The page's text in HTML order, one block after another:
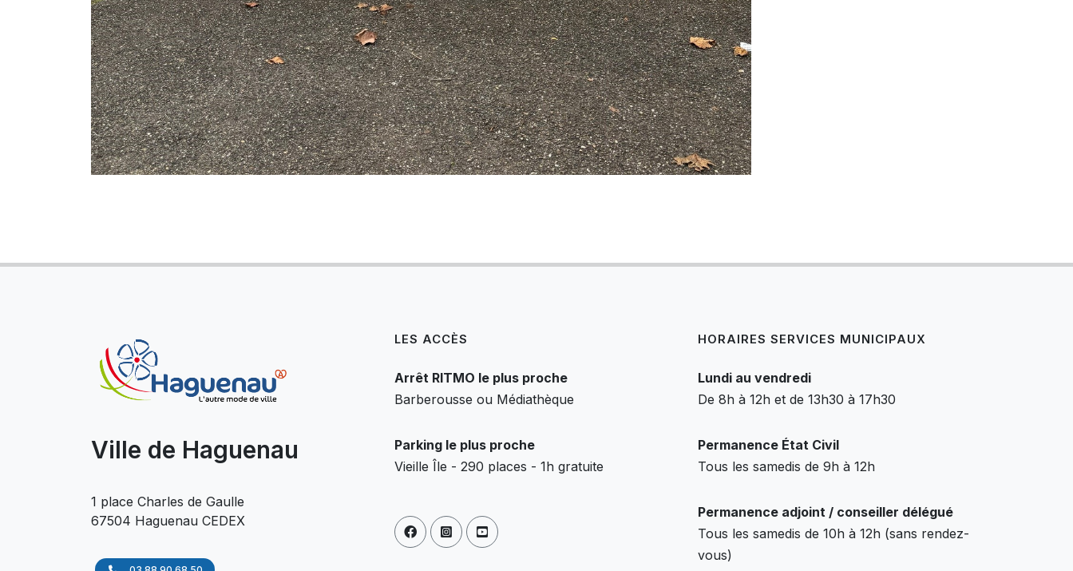
Ville de Haguenau
1 place Charles de Gaulle
67504 Haguenau CEDEX
LES ACCÈS
Arrêt RITMO le plus proche
Barberousse ou Médiathèque
Parking le plus proche
Vieille Île - 290 places - 1h gratuite
HORAIRES SERVICES MUNICIPAUX
Lundi au vendredi
De 8h à 12h et de 13h30 à 17h30
Permanence État Civil
Tous les samedis de 9h à 12h
Permanence adjoint / conseiller délégué
Tous les samedis de 10h à 12h (sans rendez-
vous)